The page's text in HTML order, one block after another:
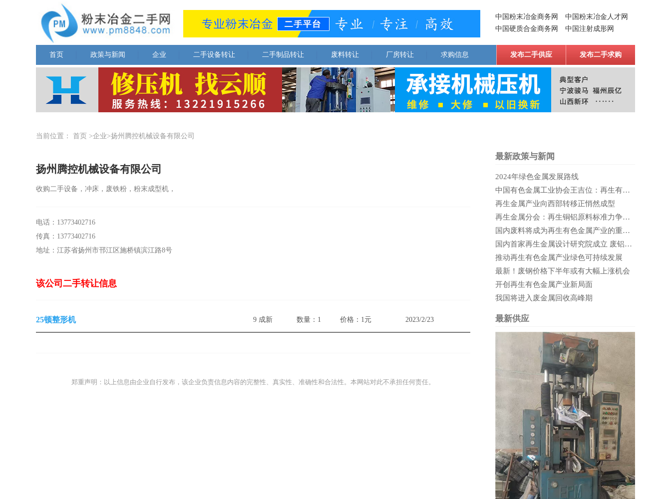
中国粉末冶金商务网
中国粉末冶金人才网
中国硬质合金商务网
中国注射成形网
首页 政策与新闻 企业 二手设备转让 二手制品转让 废料转让 厂房转让 求购信息 发布二手供应 发布二手求购
当前位置： 首页 >企业>扬州腾控机械设备有限公司
扬州腾控机械设备有限公司
收购二手设备，冲床，废铁粉，粉末成型机，
电话：13773402716
传真：13773402716
地址：江苏省扬州市邗江区施桥镇滨江路8号
该公司二手转让信息
25顿整形机 9 成新 数量：1 价格：1元 2023/2/23
郑重声明：以上信息由企业自行发布，该企业负责信息内容的完整性、真实性、准确性和合法性。本网站对此不承担任何责任。
最新政策与新闻
2024年绿色金属发展路线
中国有色金属工业协会王吉位：再生有色金属产业是当代蓬勃的蓝海
再生金属产业向西部转移正悄然成型
再生金属分会：再生铜铝原料标准力争在2020年实施
国内废料将成为再生有色金属产业的重要支撑
国内首家再生金属设计研究院成立 废铝循环利用前景可期
推动再生有色金属产业绿色可持续发展
最新！废钢价格下半年或有大幅上涨机会
开创再生有色金属产业新局面
我国将进入废金属回收高峰期
最新供应